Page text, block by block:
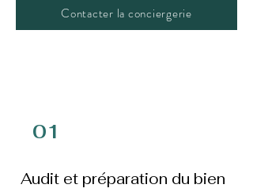
Contacter la conciergerie
01
Audit et préparation du bien